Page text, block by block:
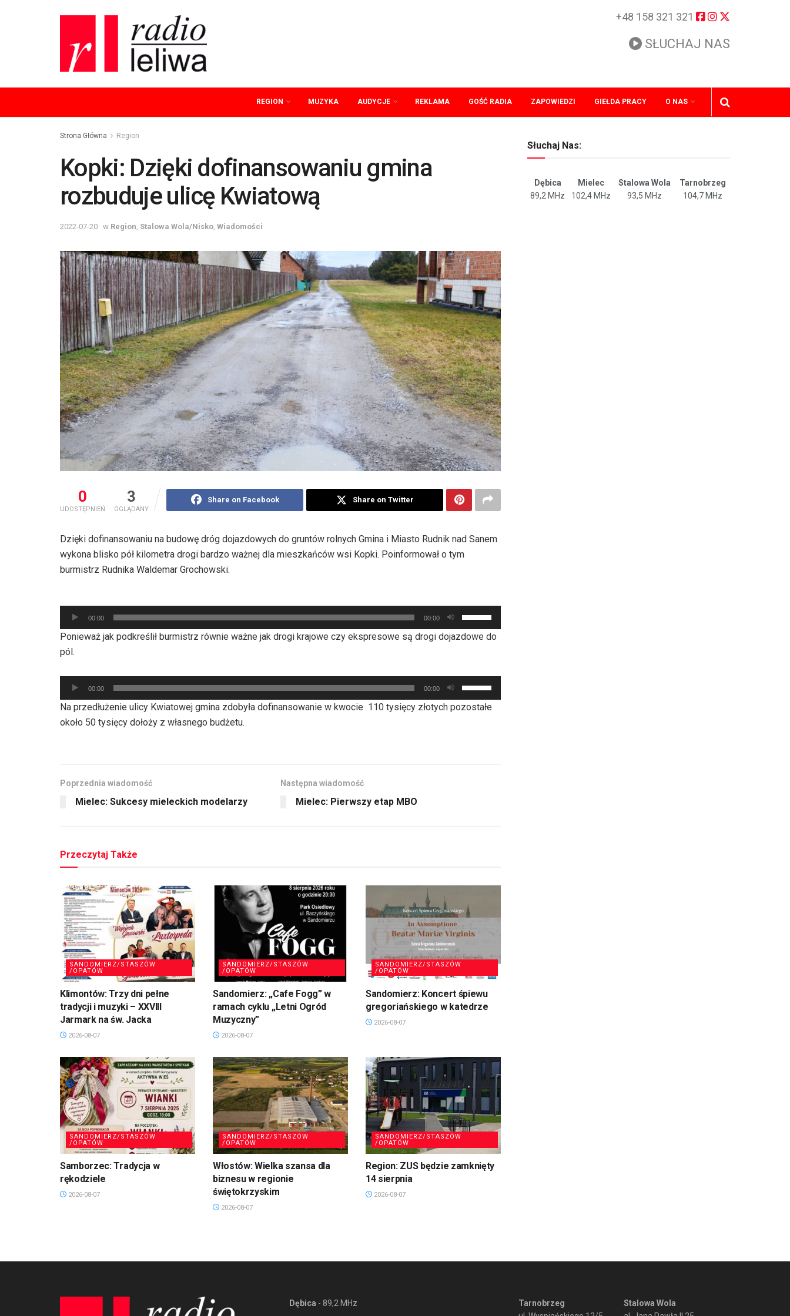
+48 158 321 321
SŁUCHAJ NAS
REGION MUZYKA AUDYCJE REKLAMA GOŚĆ RADIA ZAPOWIEDZI GIEŁDA PRACY O NAS
Strona Główna Region
Kopki: Dzięki dofinansowaniu gmina
rozbuduje ulicę Kwiatową
2022-07-20 w Region Stalowa Wola/Nisko Wiadomości
0
UDOSTĘPNIEŃ
3
OGLĄDANY
Share on Facebook Share on Twitter
Dzięki dofinansowaniu na budowę dróg dojazdowych do gruntów rolnych Gmina i Miasto Rudnik nad Sanem
wykona blisko pół kilometra drogi bardzo ważnej dla mieszkańców wsi Kopki. Poinformował o tym
burmistrz Rudnika Waldemar Grochowski.
Odtwarzacz
plików
dźwiękowych
00:00 00:00
strzałek
do
do
dołu
Ponieważ jak podkreślił burmistrz równie ważne jak drogi krajowe czy ekspresowe są drogi dojazdowe do
pól.
Odtwarzacz
plików
dźwiękowych
00:00 00:00
strzałek
do
Na przedłużenie ulicy Kwiatowej gmina zdobyła dofinansowanie w kwocie 110 tysięcy złotych pozostałe
około 50 tysięcy dołoży z własnego budżetu.
Poprzednia wiadomość
Mielec: Sukcesy mieleckich modelarzy
Następna wiadomość
Mielec: Pierwszy etap MBO
Przeczytaj Także
SANDOMIERZ/STASZÓW
/OPATÓW
Klimontów: Trzy dni pełne
tradycji i muzyki – XXVIII
Jarmark na św. Jacka
2026-08-07
SANDOMIERZ/STASZÓW
/OPATÓW
Sandomierz: „Cafe Fogg” w
ramach cyklu „Letni Ogród
Muzyczny”
2026-08-07
SANDOMIERZ/STASZÓW
/OPATÓW
Sandomierz: Koncert śpiewu
gregoriańskiego w katedrze
2026-08-07
SANDOMIERZ/STASZÓW
/OPATÓW
Samborzec: Tradycja w
rękodziele
2026-08-07
SANDOMIERZ/STASZÓW
/OPATÓW
Włostów: Wielka szansa dla
biznesu w regionie
świętokrzyskim
2026-08-07
SANDOMIERZ/STASZÓW
/OPATÓW
Region: ZUS będzie zamknięty
14 sierpnia
2026-08-07
Słuchaj Nas:
Dębica Mielec Stalowa Wola
Tarnobrzeg
89,2 MHz
102,4 MHz 93,5 MHz 104,7 MHz
Dębica - 89,2 MHz
Tarnobrzeg
Stalowa Wola